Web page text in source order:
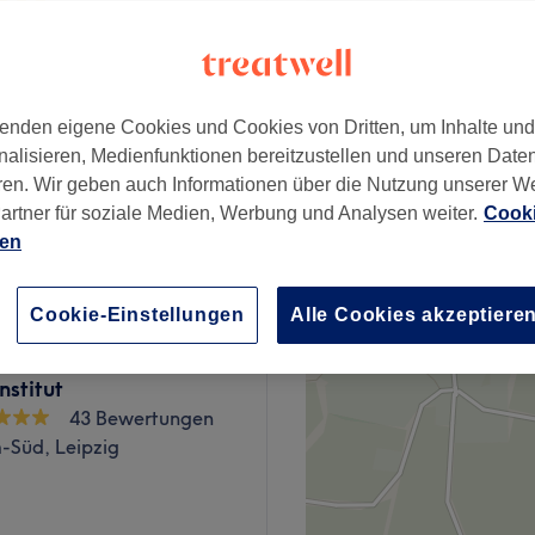
ab 40 €
ab 45 €
43 Bewertungen
Süd, Leipzig
eigene Cookies und Cookies von Dritten, um Inhalte
Medienfunktionen bereitzustellen und unseren
Wir geben auch Informationen über die Nutzung unserer
für soziale Medien, Werbung und Analysen weiter.
Cookie-Einstellungen Alle Cookies akzeptieren